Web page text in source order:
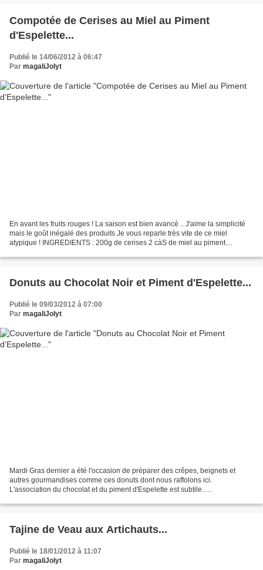
Compotée de Cerises au Miel au Piment
d'Espelette...
Publié le 14/06/2012 à 06:47
Par magaliJolyt
En avant les fruits rouges ! La saison est bien avancé .. J'aime la simplicité
mais le goût inégalé des produits Je vous reparle très vite de ce miel
atypique ! INGREDIENTS : 200g de cerises 2 càS de miel au piment
Donuts au Chocolat Noir et Piment d'Espelette...
Publié le 09/03/2012 à 07:00
Par magaliJolyt
Mardi Gras dernier a été l'occasion de préparer des crêpes, beignets et
autres gourmandises comme ces donuts dont nous raffolons ici.
L'association du chocolat et du piment d'Espelette est subtile..
Tajine de Veau aux Artichauts...
Publié le 18/01/2012 à 11:07
Par magaliJolyt